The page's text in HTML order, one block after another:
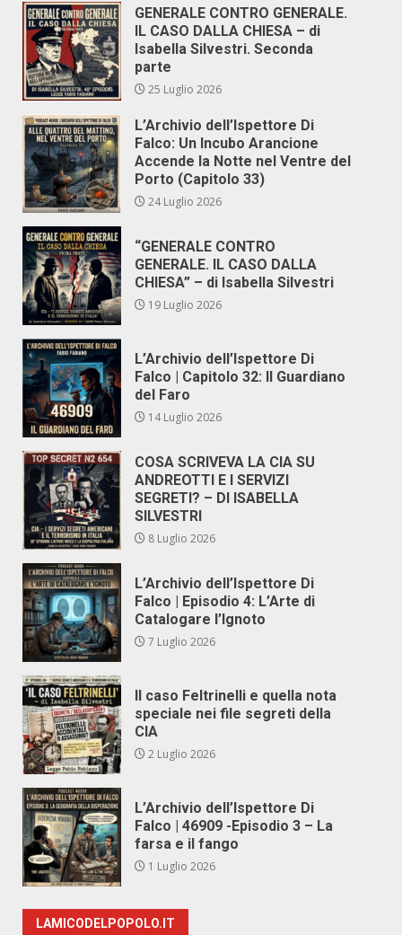
GENERALE CONTRO GENERALE.
IL CASO DALLA CHIESA – di
Isabella Silvestri. Seconda
parte
25 Luglio 2026
L’Archivio dell’Ispettore Di
Falco: Un Incubo Arancione
Accende la Notte nel Ventre del
Porto (Capitolo 33)
24 Luglio 2026
“GENERALE CONTRO
GENERALE. IL CASO DALLA
CHIESA” – di Isabella Silvestri
19 Luglio 2026
L’Archivio dell’Ispettore Di
Falco | Capitolo 32: Il Guardiano
del Faro
14 Luglio 2026
COSA SCRIVEVA LA CIA SU
ANDREOTTI E I SERVIZI
SEGRETI? – DI ISABELLA
SILVESTRI
8 Luglio 2026
L’Archivio dell’Ispettore Di
Falco | Episodio 4: L’Arte di
Catalogare l’Ignoto
7 Luglio 2026
Il caso Feltrinelli e quella nota
speciale nei file segreti della
CIA
2 Luglio 2026
L’Archivio dell’Ispettore Di
Falco | 46909 -Episodio 3 – La
farsa e il fango
1 Luglio 2026
LAMICODELPOPOLO.IT